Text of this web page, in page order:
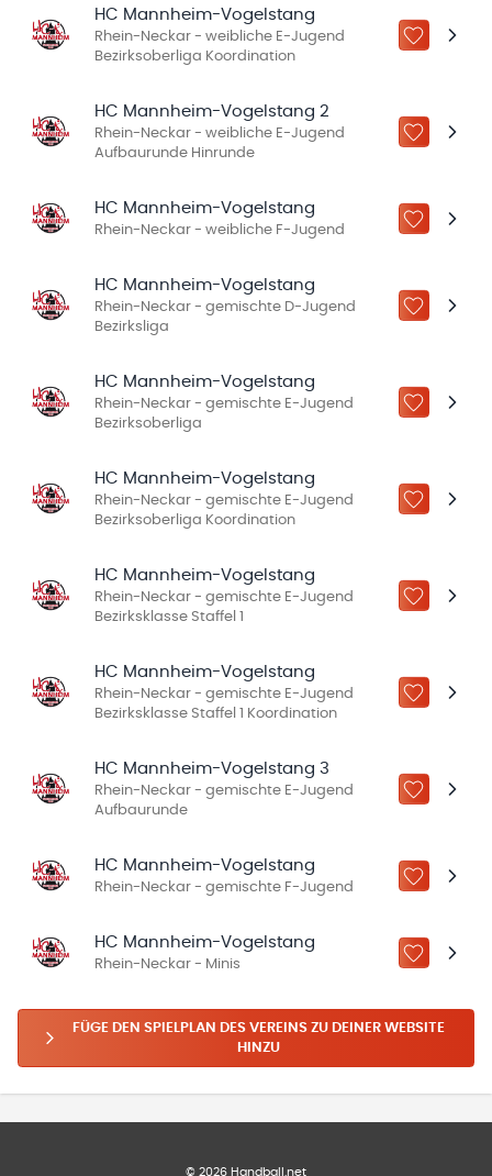
HC Mannheim-Vogelstang
Rhein-Neckar - weibliche E-Jugend
Bezirksoberliga Koordination
ZU „MEINE
HC Mannheim-Vogelstang 2
Rhein-Neckar - weibliche E-Jugend
Aufbaurunde Hinrunde
ZU „MEINE
HC Mannheim-Vogelstang
Rhein-Neckar - weibliche F-Jugend ZU „MEINE
HC Mannheim-Vogelstang
Rhein-Neckar - gemischte D-Jugend
Bezirksliga
ZU „MEINE
HC Mannheim-Vogelstang
Rhein-Neckar - gemischte E-Jugend
Bezirksoberliga
ZU „MEINE
HC Mannheim-Vogelstang
Rhein-Neckar - gemischte E-Jugend
Bezirksoberliga Koordination
ZU „MEINE
HC Mannheim-Vogelstang
Rhein-Neckar - gemischte E-Jugend
Bezirksklasse Staffel 1
ZU „MEINE
HC Mannheim-Vogelstang
Rhein-Neckar - gemischte E-Jugend
Bezirksklasse Staffel 1 Koordination
ZU „MEINE
HC Mannheim-Vogelstang 3
Rhein-Neckar - gemischte E-Jugend
Aufbaurunde
ZU „MEINE
HC Mannheim-Vogelstang
Rhein-Neckar - gemischte F-Jugend ZU „MEINE
HC Mannheim-Vogelstang
Rhein-Neckar - Minis ZU „MEINE
FÜGE DEN SPIELPLAN DES VEREINS ZU DEINER WEBSITE
HINZU
© 2026 Handball.net